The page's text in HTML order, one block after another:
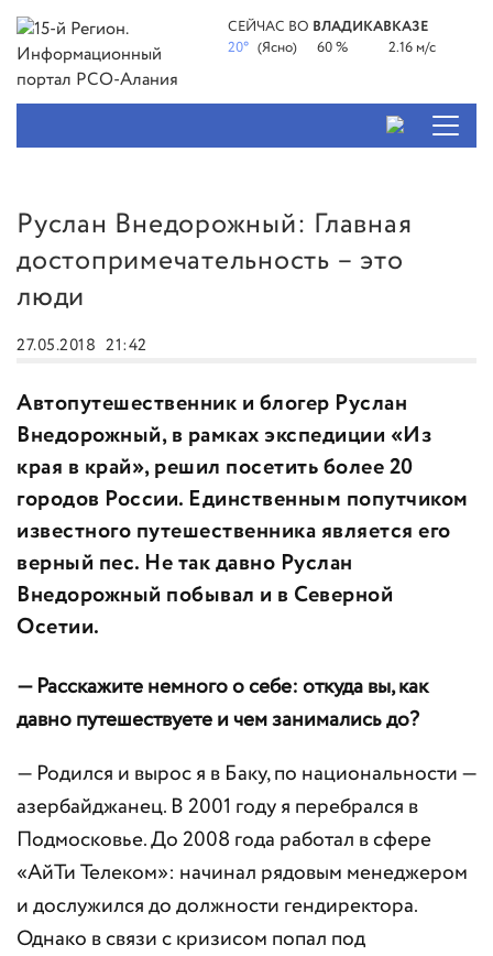
СЕЙЧАС ВО ВЛАДИКАВКАЗЕ
20° (Ясно) 60 % 2.16 м/с
Руслан Внедорожный: Главная
достопримечательность – это
люди
27.05.2018 21:42
Автопутешественник и блогер Руслан
Внедорожный, в рамках экспедиции «Из
края в край», решил посетить более 20
городов России. Единственным попутчиком
известного путешественника является его
верный пес. Не так давно Руслан
Внедорожный побывал и в Северной
Осетии.
— Расскажите немного о себе: откуда вы, как
давно путешествуете и чем занимались до?
— Родился и вырос я в Баку, по национальности —
азербайджанец. В 2001 году я перебрался в
Подмосковье. До 2008 года работал в сфере
«АйТи Телеком»: начинал рядовым менеджером
и дослужился до должности гендиректора.
Однако в связи с кризисом попал под